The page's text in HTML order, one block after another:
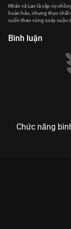
Nhân và Lan là cặp vợ
hoàn hảo, nhưng thực chất
cuốn theo vòng xoáy cuộc
Bình luận
Chức năng